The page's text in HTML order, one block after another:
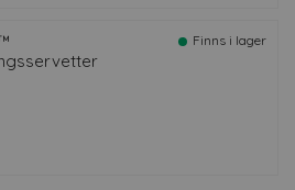
Finns i lager